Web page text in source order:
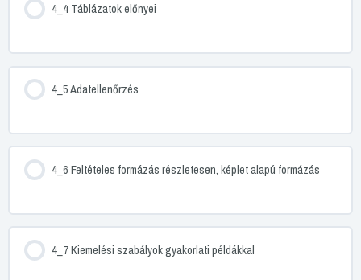
4_4 Táblázatok előnyei
4_5 Adatellenőrzés
4_6 Feltételes formázás részletesen, képlet alapú formázás
4_7 Kiemelési szabályok gyakorlati példákkal